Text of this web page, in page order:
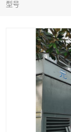
型号